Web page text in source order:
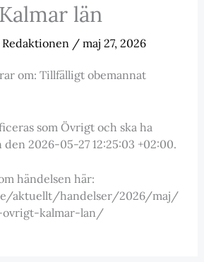
län
Redaktionen / maj 27, 2026
om: Tillfälligt obemannat
som Övrigt och ska ha
2026-05-27 12:25:03 +02:00.
händelsen här:
aktuellt/handelser/2026/maj/
ovrigt-kalmar-lan/